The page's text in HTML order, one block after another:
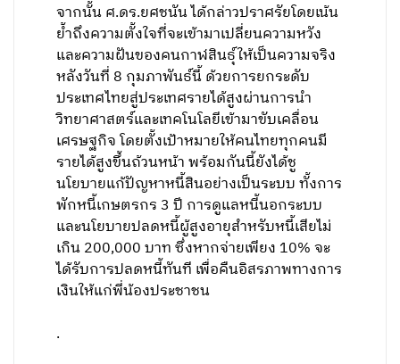
จากนั้น ศ.ดร.ยศชนัน ได้กล่าวปราศรัยโดยเน้น
ย้ำถึงความตั้งใจที่จะเข้ามาเปลี่ยนความหวัง
และความฝันของคนกาฬสินธุ์ให้เป็นความจริง
หลังวันที่ 8 กุมภาพันธ์นี้ ด้วยการยกระดับ
ประเทศไทยสู่ประเทศรายได้สูงผ่านการนำ
วิทยาศาสตร์และเทคโนโลยีเข้ามาขับเคลื่อน
เศรษฐกิจ โดยตั้งเป้าหมายให้คนไทยทุกคนมี
รายได้สูงขึ้นถ้วนหน้า พร้อมกันนี้ยังได้ชู
นโยบายแก้ปัญหาหนี้สินอย่างเป็นระบบ ทั้งการ
พักหนี้เกษตรกร 3 ปี การดูแลหนี้นอกระบบ
และนโยบายปลดหนี้ผู้สูงอายุสำหรับหนี้เสียไม่
เกิน 200,000 บาท ซึ่งหากจ่ายเพียง 10% จะ
ได้รับการปลดหนี้ทันที เพื่อคืนอิสรภาพทางการ
เงินให้แก่พี่น้องประชาชน
.